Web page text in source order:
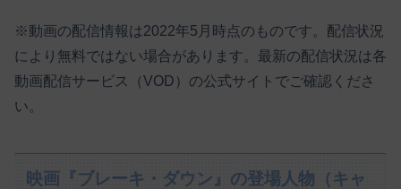
※動画の配信情報は2022年5月時点のものです。配信状況
により無料ではない場合があります。最新の配信状況は各
動画配信サービス（VOD）の公式サイトでご確認くださ
い。
映画『ブレーキ・ダウン』の登場人物（キャ